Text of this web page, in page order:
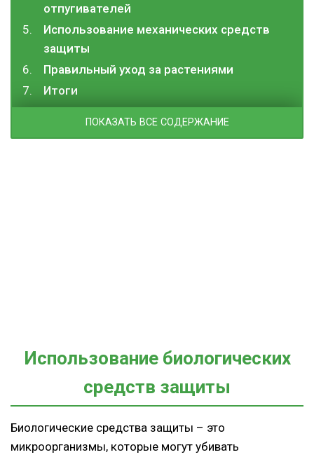
отпугивателей
Использование механических средств
защиты
Правильный уход за растениями
Итоги
ПОКАЗАТЬ ВСЕ СОДЕРЖАНИЕ
Использование биологических
средств защиты
Биологические средства защиты – это
микроорганизмы, которые могут убивать